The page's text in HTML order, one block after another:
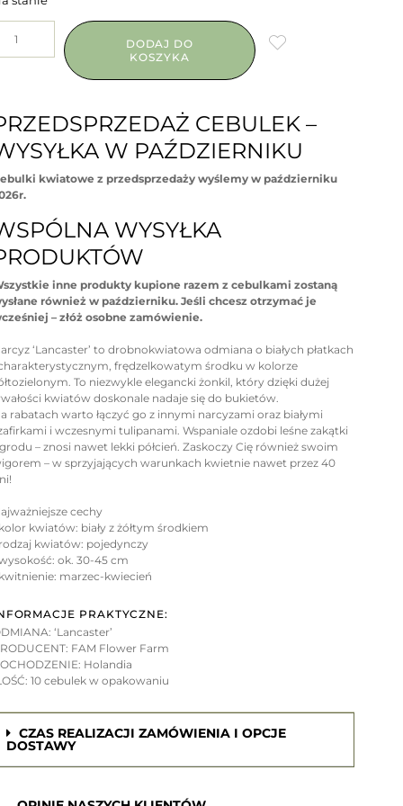
DODAJ DO
KOSZYKA
CEBULEK –
W PAŹDZIERNIKU
kwiatowe z przedsprzedaży wyślemy w październiku
WYSYŁKA
inne produkty kupione razem z cebulkami zostaną
również w październiku. Jeśli chcesz otrzymać je
– złóż osobne zamówienie.
‘Lancaster’ to drobnokwiatowa odmiana o białych płatkach
frędzelkowatym środku w kolorze
To niezwykle elegancki żonkil, który dzięki dużej
kwiatów doskonale nadaje się do bukietów.
rabatach warto łączyć go z innymi narcyzami oraz białymi
i wczesnymi tulipanami. Wspaniale ozdobi leśne zakątki
– znosi nawet lekki półcień. Zaskoczy Cię również swoim
– w sprzyjających warunkach kwietnie nawet przez 40
cechy
kolor kwiatów: biały z żółtym środkiem
rodzaj kwiatów: pojedynczy
wysokość: ok. 30-45 cm
kwitnienie: marzec-kwiecień
PRAKTYCZNE:
‘Lancaster’
FAM Flower Farm
Holandia
10 cebulek w opakowaniu
CZAS REALIZACJI ZAMÓWIENIA I OPCJE
DOSTAWY